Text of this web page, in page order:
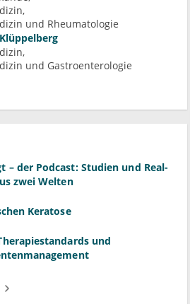
und Rheumatologie
und Gastroenterologie
– der Podcast: Studien und Real-
zwei Welten
Keratose
und